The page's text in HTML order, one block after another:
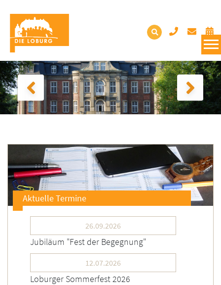
Aktuelle Termine
26.09.2026
Jubiläum "Fest der Begegnung"
12.07.2026
Loburger Sommerfest 2026